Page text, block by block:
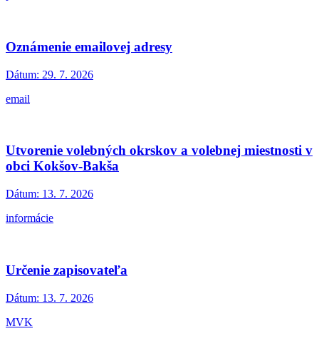
Oznámenie emailovej adresy
Dátum: 29. 7. 2026
email
Utvorenie volebných okrskov a volebnej miestnosti v
obci Kokšov-Bakša
Dátum: 13. 7. 2026
informácie
Určenie zapisovateľa
Dátum: 13. 7. 2026
MVK